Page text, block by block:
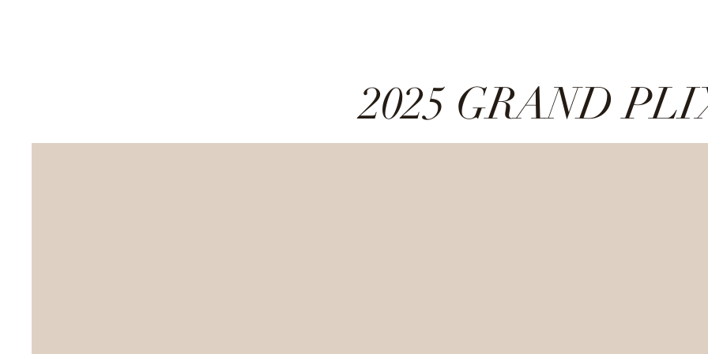
2025 GRAND